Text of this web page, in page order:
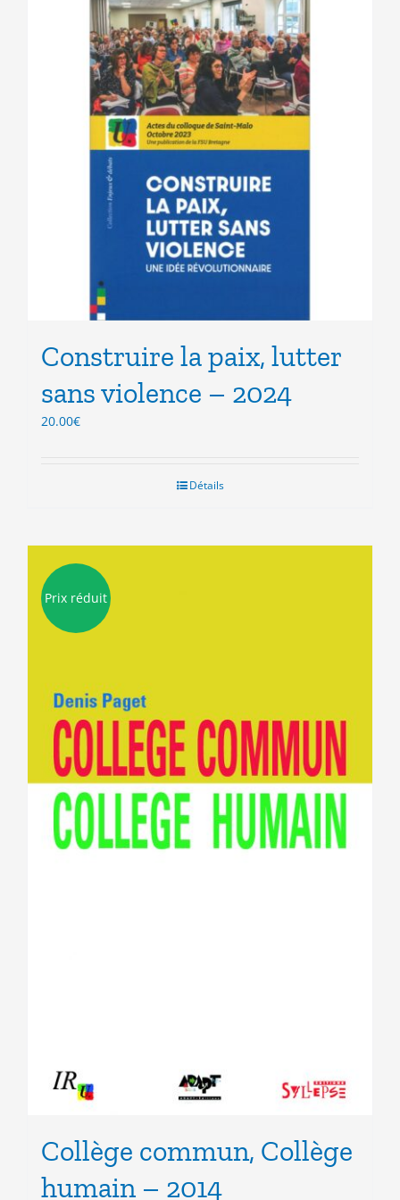
Construire la paix, lutter
sans violence – 2024
20.00€
Détails
Prix réduit
Collège commun, Collège
humain – 2014